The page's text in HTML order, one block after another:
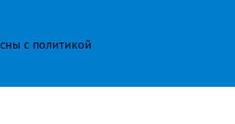
с политикой